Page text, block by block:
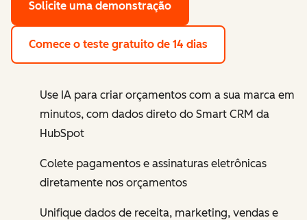
Solicite uma demonstração
Comece o teste gratuito de 14 dias
Use IA para criar orçamentos com a sua marca em
minutos, com dados direto do Smart CRM da
HubSpot
Colete pagamentos e assinaturas eletrônicas
diretamente nos orçamentos
Unifique dados de receita, marketing, vendas e